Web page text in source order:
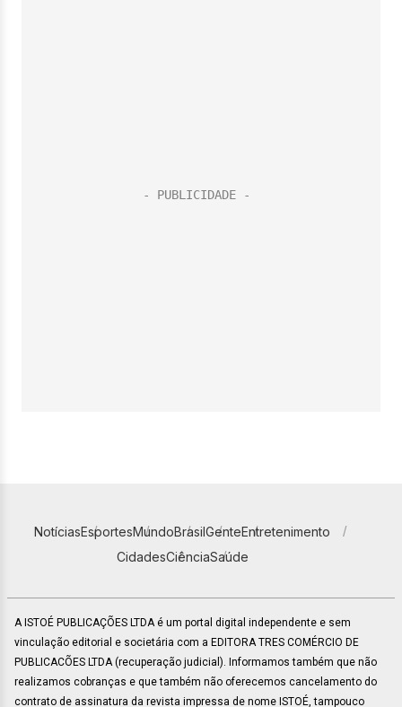
NotíciasEsportesMundoBrasilGenteEntretenimento
CidadesCiênciaSaúde
A ISTOÉ PUBLICAÇÕES LTDA é um portal digital independente e sem
vinculação editorial e societária com a EDITORA TRES COMÉRCIO DE
PUBLICACÕES LTDA (recuperação judicial). Informamos também que não
realizamos cobranças e que também não oferecemos cancelamento do
contrato de assinatura da revista impressa de nome ISTOÉ, tampouco